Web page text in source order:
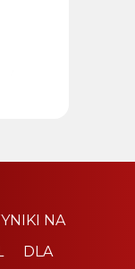
NA
DLA